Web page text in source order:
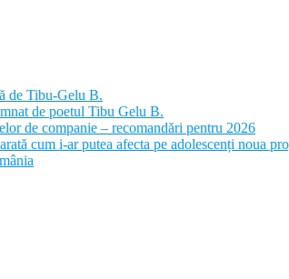
de Tibu-Gelu B.
de poetul Tibu Gelu B.
de companie – recomandări pentru 2026
cum i-ar putea afecta pe adolescenți noua